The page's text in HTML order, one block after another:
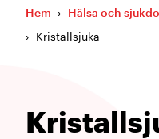
Hem › Hälsa och
› Kristallsjuka